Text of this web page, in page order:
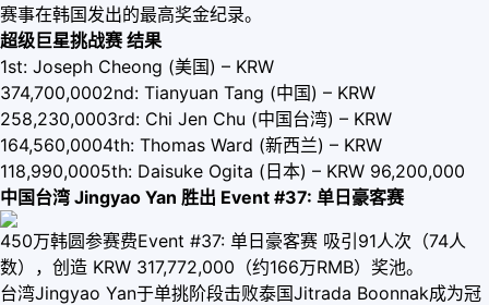
赛事在韩国发出的最高奖金纪录。
超级巨星挑战赛 结果
1st: Joseph Cheong (美国) – KRW
374,700,0002nd: Tianyuan Tang (中国) – KRW
258,230,0003rd: Chi Jen Chu (中国台湾) – KRW
164,560,0004th: Thomas Ward (新西兰) – KRW
118,990,0005th: Daisuke Ogita (日本) – KRW 96,200,000
中国台湾 Jingyao Yan 胜出 Event #37: 单日豪客赛
450万韩圆参赛费Event #37: 单日豪客赛 吸引91人次（74人
数），创造 KRW 317,772,000（约166万RMB）奖池。
台湾Jingyao Yan于单挑阶段击败泰国Jitrada Boonnak成为冠